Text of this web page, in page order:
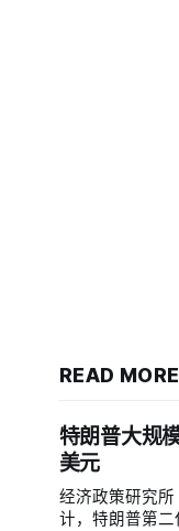
READ MORE
特朗普大规
美元
经济政策研究所
计，特朗普第二